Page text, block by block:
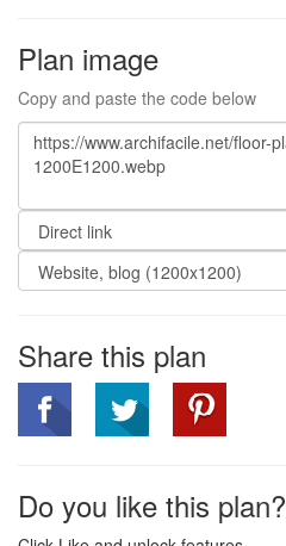
Plan image
Copy and paste the code below
Share this plan
Do you like this plan?